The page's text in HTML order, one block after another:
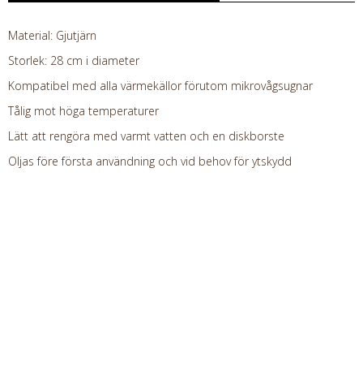
Material: Gjutjärn
Storlek: 28 cm i diameter
Kompatibel med alla värmekällor förutom mikrovågsugnar
Tålig mot höga temperaturer
Lätt att rengöra med varmt vatten och en diskborste
Oljas före första användning och vid behov för ytskydd